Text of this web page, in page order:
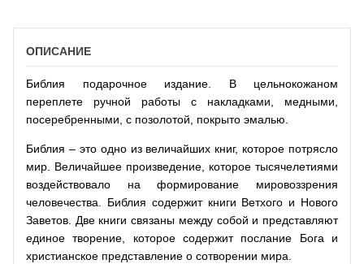
ОПИСАНИЕ
Библия подарочное издание. В цельнокожаном
переплете ручной работы с накладками, медными,
посеребренными, с позолотой, покрыто эмалью.
Библия – это одно из величайших книг, которое потрясло
мир. Величайшее произведение, которое тысячелетиями
воздействовало на формирование мировоззрения
человечества. Библия содержит книги Ветхого и Нового
Заветов. Две книги связаны между собой и представляют
единое творение, которое содержит послание Бога и
христианское представление о сотворении мира.